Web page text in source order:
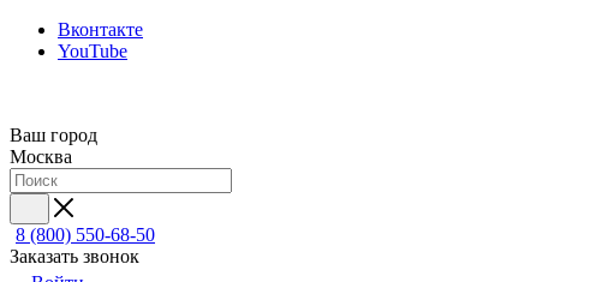
Вконтакте
YouTube
Ваш город
Москва
8 (800) 550-68-50
Заказать звонок